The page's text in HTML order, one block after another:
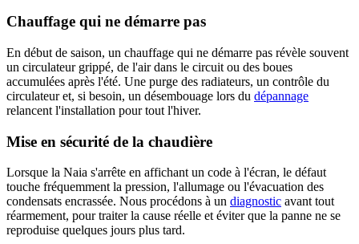
Chauffage qui ne démarre pas
En début de saison, un chauffage qui ne démarre pas révèle souvent
un circulateur grippé, de l'air dans le circuit ou des boues
accumulées après l'été. Une purge des radiateurs, un contrôle du
circulateur et, si besoin, un désembouage lors du dépannage
relancent l'installation pour tout l'hiver.
Mise en sécurité de la chaudière
Lorsque la Naia s'arrête en affichant un code à l'écran, le défaut
touche fréquemment la pression, l'allumage ou l'évacuation des
condensats encrassée. Nous procédons à un diagnostic avant tout
réarmement, pour traiter la cause réelle et éviter que la panne ne se
reproduise quelques jours plus tard.